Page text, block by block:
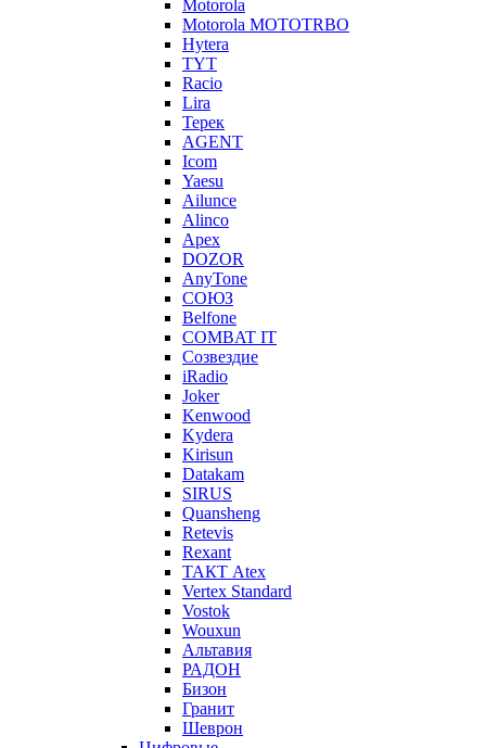
Motorola
Motorola MOTOTRBO
Hytera
TYT
Racio
Lira
Терек
AGENT
Icom
Yaesu
Ailunce
Alinco
Apex
DOZOR
AnyTone
СОЮЗ
Belfone
COMBAT IT
Созвездие
iRadio
Joker
Kenwood
Kydera
Kirisun
Datakam
SIRUS
Quansheng
Retevis
Rexant
ТАКТ Atex
Vertex Standard
Vostok
Wouxun
Альтавия
РАДОН
Бизон
Гранит
Шеврон